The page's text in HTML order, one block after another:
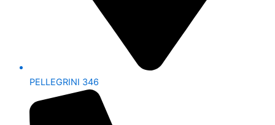
PELLEGRINI 346